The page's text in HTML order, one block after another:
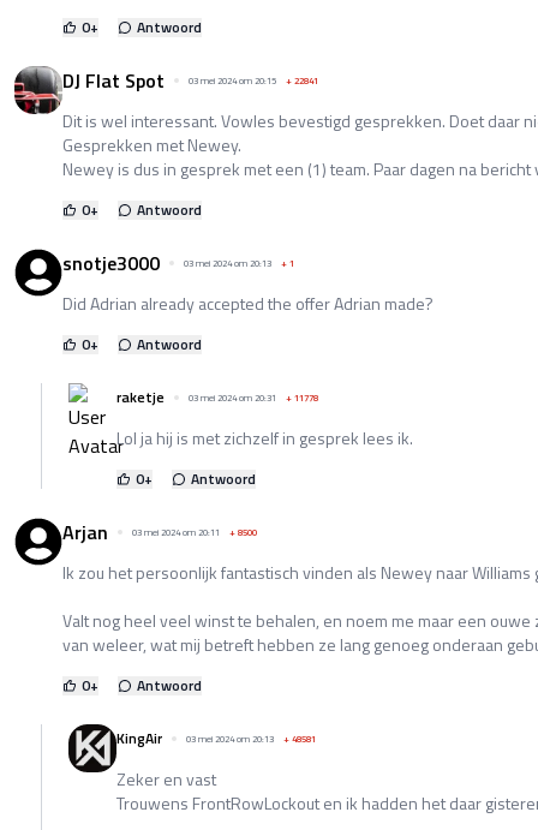
0+ Antwoord
DJ Flat Spot 03 mei 2024 om 20:15 +22841
Dit is wel interessant. Vowles bevestigd gesprekken. Doet daar
Gesprekken met Newey.
Newey is dus in gesprek met een (1) team. Paar dagen na
0+ Antwoord
snotje3000 03 mei 2024 om 20:13 +1
Did Adrian already accepted the offer Adrian made?
0+ Antwoord
raketje 03 mei 2024 om 20:31 +11778
Lol ja hij is met zichzelf in gesprek lees ik.
0+ Antwoord
Arjan 03 mei 2024 om 20:11 +8500
Ik zou het persoonlijk fantastisch vinden als Newey naar Williams
Valt nog heel veel winst te behalen, en noem me maar een ouwe
van weleer, wat mij betreft hebben ze lang genoeg onderaan
0+ Antwoord
KingAir 03 mei 2024 om 20:13 +48581
Zeker en vast
Trouwens FrontRowLockout en ik hadden het daar